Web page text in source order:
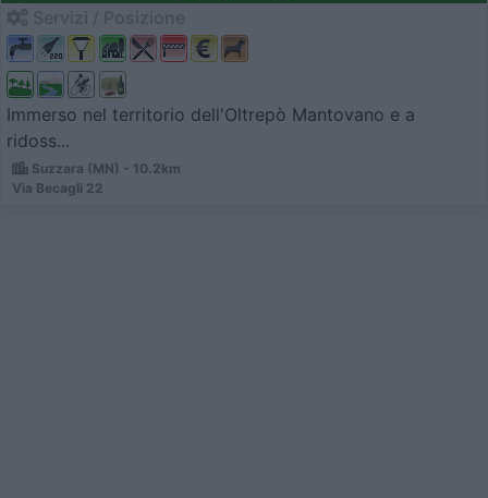
Immerso nel territorio dell'Oltrepò Mantovano e a
ridoss...
Suzzara (MN) - 10.2km
Via Becagli 22